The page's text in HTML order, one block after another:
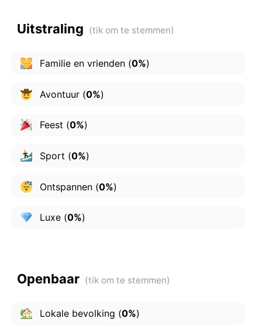
Uitstraling
Familie en vrienden(0%)
Avontuur(0%)
Feest (0%)
Sport (0%)
Ontspannen(0%)
Luxe(0%)
Openbaar
Lokale bevolking (0%)